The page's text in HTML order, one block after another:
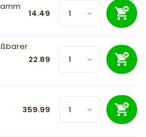
14.49
22.89
359.99